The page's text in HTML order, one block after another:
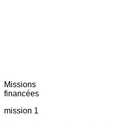
Missions
financées
mission 1